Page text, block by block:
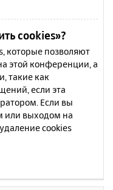
cookies»?
которые позволяют
этой конференции, а
такие как
если эта
Если вы
или выходом на
cookies